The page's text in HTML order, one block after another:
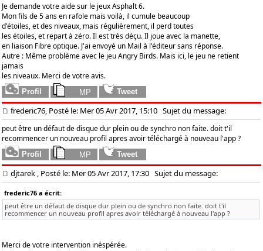
Je demande votre aide sur le jeux Asphalt 6.
Mon fils de 5 ans en rafole mais voilà, il cumule beaucoup
d'étoiles, et des niveaux, mais régulièrement, il perd toutes
les étoiles, et repart à zéro. Il est très déçu. Il joue avec la manette,
en liaison Fibre optique. J'ai envoyé un Mail à l'éditeur sans réponse.
Autre : Même problème avec le jeu Angry Birds. Mais ici, le jeu ne retient
jamais
les niveaux. Merci de votre avis.
frederic76, Posté le: Mer 05 Avr 2017, 15:10 Sujet du message:
peut être un défaut de disque dur plein ou de synchro non faite. doit t'il
recommencer un nouveau profil apres avoir téléchargé à nouveau l'app ?
djtarek , Posté le: Mer 05 Avr 2017, 17:30 Sujet du message:
frederic76 a écrit:
peut être un défaut de disque dur plein ou de synchro non faite. doit t'il
recommencer un nouveau profil apres avoir téléchargé à nouveau l'app ?
Merci de votre intervention inéspérée.